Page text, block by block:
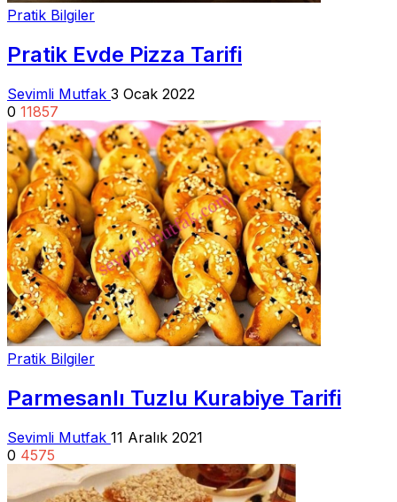
Pratik Bilgiler
Pratik Evde Pizza Tarifi
Sevimli Mutfak 3 Ocak 2022
0 11857
Pratik Bilgiler
Parmesanlı Tuzlu Kurabiye Tarifi
Sevimli Mutfak 11 Aralık 2021
0 4575